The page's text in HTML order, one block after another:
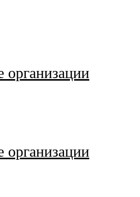
организации
организации